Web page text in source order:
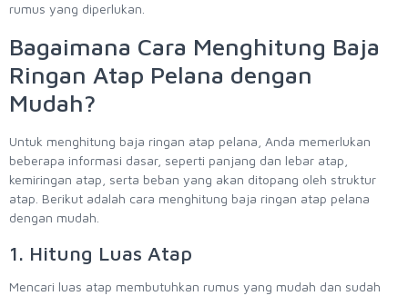
rumus yang diperlukan.
Bagaimana Cara Menghitung Baja
Ringan Atap Pelana dengan
Mudah?
Untuk menghitung baja ringan atap pelana, Anda memerlukan
beberapa informasi dasar, seperti panjang dan lebar atap,
kemiringan atap, serta beban yang akan ditopang oleh struktur
atap. Berikut adalah cara menghitung baja ringan atap pelana
dengan mudah.
1. Hitung Luas Atap
Mencari luas atap membutuhkan rumus yang mudah dan sudah